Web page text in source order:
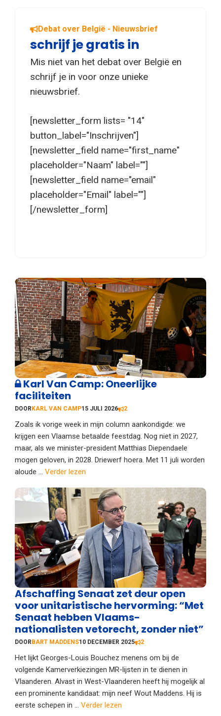
Debat over België - Nieuwsbrief
schrijf je gratis in
Mis niet van het debat over België en
schrijf je in voor onze unieke
nieuwsbrief.
[newsletter_form lists= "14"
button_label="Inschrijven"]
[newsletter_field name="first_name"
placeholder="Naam" label=""]
[newsletter_field name="email"
placeholder="Email" label=""]
[/newsletter_form]
Karl Van Camp: Oneerlijke
faciliteiten
DOOR KARL VAN CAMP15 JULI 2026 2
Zoals ik vorige week in mijn column aankondigde: we
krijgen een Vlaamse betaalde feestdag. Nog niet in 2027,
maar, als we minister-president Matthias Diependaele
mogen geloven, in 2028. Driewerf hoera. Met 11 juli worden
aloude ... Verder lezen
Afschaffing Senaat zet deur open
voor unitaristische hervorming: “Met
Senaat hebben Vlaams-
nationalisten vetorecht, zonder niet”
DOOR BART MADDENS10 DECEMBER 2025 2
Het lijkt Georges-Louis Bouchez menens om bij de
volgende Kamerverkiezingen MR-lijsten in te dienen in
Vlaanderen. Alvast in West-Vlaanderen heeft hij mogelijk al
een prominente kandidaat: mijn neef Wout Maddens. Hij is
eerste schepen in ... Verder lezen